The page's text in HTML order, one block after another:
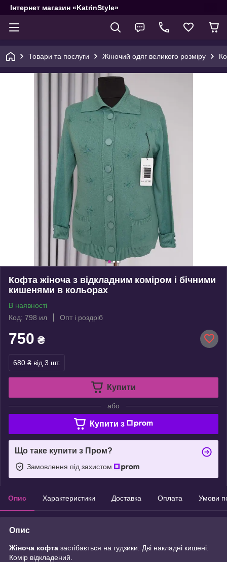
Інтернет магазин «KatrinStyle»
Товари та послуги Жіночий одяг великого розміру
Кофта жіноча з відкладним коміром і бічними
кишенями в кольорах
В наявності
Код: 798 ил
Опт і роздріб
750 ₴
680 ₴ від 3 шт.
Купити
або
Купити з
Що таке купити з Пром?
Замовлення під захистом
Опис Характеристики Доставка Оплата Умови
Опис
Жіноча кофта застібається на гудзики. Дві накладні кишені.
Комір відкладений.